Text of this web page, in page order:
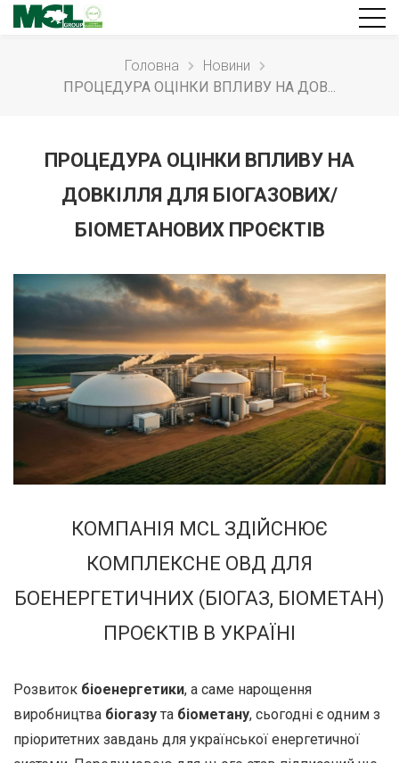
Головна
Новини
ПРОЦЕДУРА ОЦІНКИ ВПЛИВУ НА ДОВ...
ПРОЦЕДУРА ОЦІНКИ ВПЛИВУ НА
ДОВКІЛЛЯ ДЛЯ БІОГАЗОВИХ/
БІОМЕТАНОВИХ ПРОЄКТІВ
КОМПАНІЯ MCL ЗДІЙСНЮЄ
КОМПЛЕКСНЕ ОВД ДЛЯ
БОЕНЕРГЕТИЧНИХ (БІОГАЗ, БІОМЕТАН)
ПРОЄКТІВ В УКРАЇНІ
Розвиток біоенергетики, а саме нарощення
виробництва біогазу та біометану, сьогодні є одним з
пріоритетних завдань для української енергетичної